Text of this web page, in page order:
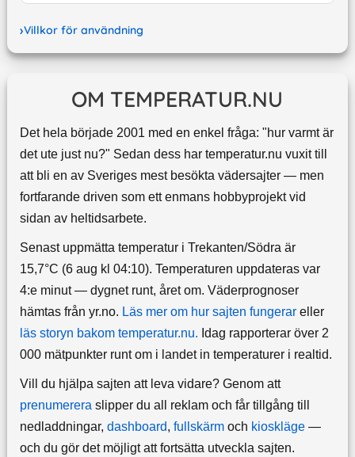
Villkor för användning
OM TEMPERATUR.NU
Det hela började 2001 med en enkel fråga: "hur varmt är
det ute just nu?" Sedan dess har temperatur.nu vuxit till
att bli en av Sveriges mest besökta vädersajter — men
fortfarande driven som ett enmans hobbyprojekt vid
sidan av heltidsarbete.
Senast uppmätta temperatur i Trekanten/Södra är
15,7°C (6 aug kl 04:10). Temperaturen uppdateras var
4:e minut — dygnet runt, året om. Väderprognoser
hämtas från yr.no. Läs mer om hur sajten fungerareller
läs storyn bakom temperatur.nu. Idag rapporterar över 2
000 mätpunkter runt om i landet in temperaturer i realtid.
Vill du hjälpa sajten att leva vidare? Genom att
prenumereraslipper du all reklam och får tillgång till
nedladdningar, dashboard, fullskärmoch kioskläge—
och du gör det möjligt att fortsätta utveckla sajten.